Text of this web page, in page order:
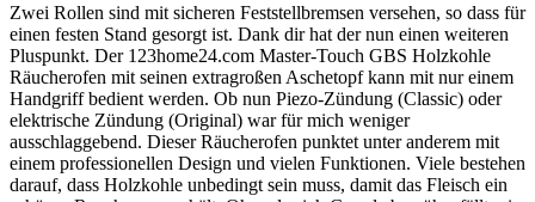
Zwei Rollen sind mit sicheren Feststellbremsen versehen, so dass für
einen festen Stand gesorgt ist. Dank dir hat der nun einen weiteren
Pluspunkt. Der 123home24.com Master-Touch GBS Holzkohle
Räucherofen mit seinen extragroßen Aschetopf kann mit nur einem
Handgriff bedient werden. Ob nun Piezo-Zündung (Classic) oder
elektrische Zündung (Original) war für mich weniger
ausschlaggebend. Dieser Räucherofen punktet unter anderem mit
einem professionellen Design und vielen Funktionen. Viele bestehen
darauf, dass Holzkohle unbedingt sein muss, damit das Fleisch ein